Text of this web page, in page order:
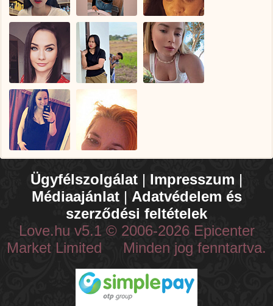
Ügyfélszolgálat | Impresszum |
Médiaajánlat| Adatvédelem és
szerződési feltételek
Love.hu v5.1 © 2006-2026 Epicenter
Market Limited Minden jog fenntartva.